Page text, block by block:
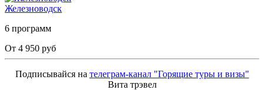
Железноводск
6 программ
От 4 950 руб
Подписывайся на телеграм-канал "Горящие туры и визы"
Вита трэвел